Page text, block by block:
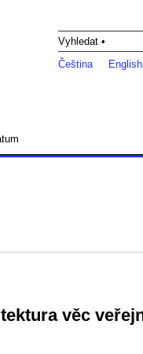
Vyhledat •
Čeština
English
věc